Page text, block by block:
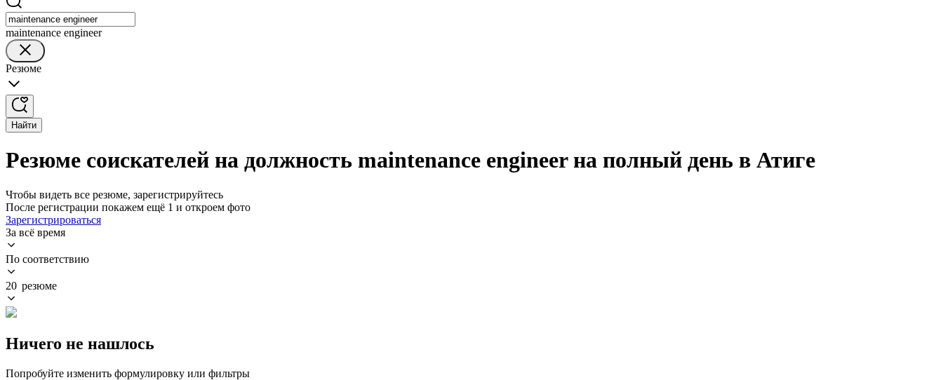
maintenance engineer
Резюме
Найти
Резюме соискателей на должность maintenance engineer на полный день в Атиге
Чтобы видеть все резюме, зарегистрируйтесь
После регистрации покажем ещё 1 и откроем фото
Зарегистрироваться
За всё время
По соответствию
20 резюме
Ничего не нашлось
Попробуйте изменить формулировку или фильтры